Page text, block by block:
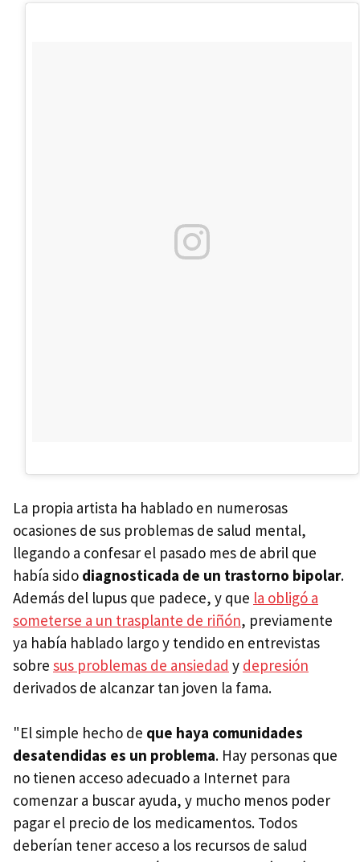
La propia artista ha hablado en numerosas
ocasiones de sus problemas de salud mental,
llegando a confesar el pasado mes de abril que
había sido diagnosticada de un trastorno bipolar.
Además del lupus que padece, y que la obligó a
someterse a un trasplante de riñón, previamente
ya había hablado largo y tendido en entrevistas
sobre sus problemas de ansiedad y depresión
derivados de alcanzar tan joven la fama.
"El simple hecho de que haya comunidades
desatendidas es un problema. Hay personas que
no tienen acceso adecuado a Internet para
comenzar a buscar ayuda, y mucho menos poder
pagar el precio de los medicamentos. Todos
deberían tener acceso a los recursos de salud